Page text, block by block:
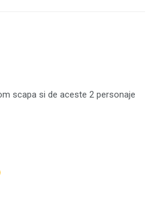
scapa si de aceste 2 personaje